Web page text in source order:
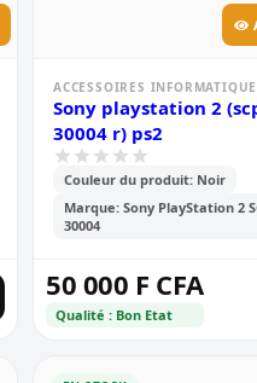
ACCESSOIRES
Sony playstation 2
30004 r) ps2
Couleur du produit: Noir
Marque: Sony PlayStation 2
30004
50 000 F CFA
Qualité : Bon Etat